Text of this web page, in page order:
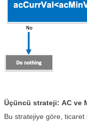
Üçüncü strateji: AC ve
Bu stratejiye göre,